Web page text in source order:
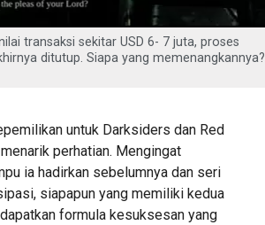
transaksi sekitar USD 6- 7 juta, proses
ditutup. Siapa yang memenangkannya?
untuk Darksiders dan Red
perhatian. Mengingat
ia hadirkan sebelumnya dan seri
siapapun yang memiliki kedua
formula kesuksesan yang